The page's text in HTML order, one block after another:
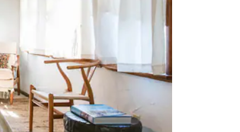
का इस्तेमाल करके एक्सप्लोर करें।